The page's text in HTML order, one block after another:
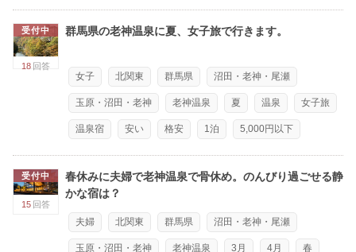
受付中
18 回答
群馬県の老神温泉に夏、女子旅で行きます。
女子 北関東 群馬県 沼田・老神・尾瀬
玉原・沼田・老神 老神温泉 夏 温泉 女子旅
温泉宿 安い 格安 1泊 5,000円以下
受付中
15 回答
春休みに夫婦で老神温泉で骨休め。のんびり過ごせる静
かな宿は？
夫婦 北関東 群馬県 沼田・老神・尾瀬
玉原・沼田・老神 老神温泉 3月 4月 春